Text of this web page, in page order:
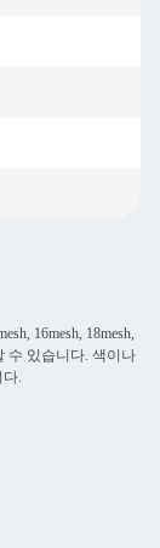
16mesh, 18mesh,
수 있습니다. 색이나
.